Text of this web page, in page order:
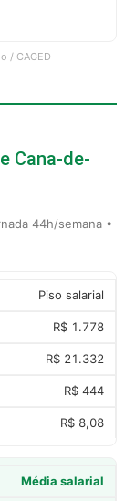
/ CAGED
Cana-de-
44h/semana •
Piso salarial
R$ 1.778
R$ 21.332
R$ 444
R$ 8,08
Média salarial